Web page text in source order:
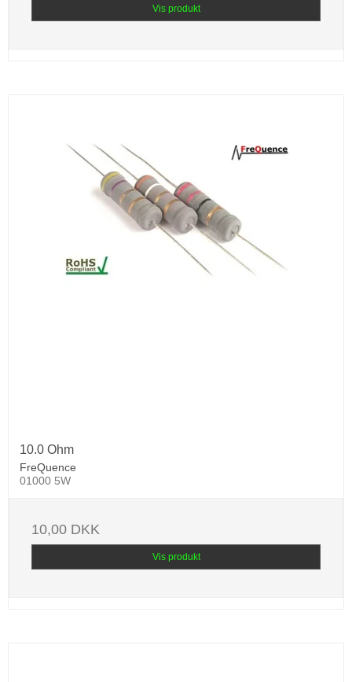
Vis produkt
10.0 Ohm
FreQuence
01000 5W
10,00 DKK
Vis produkt